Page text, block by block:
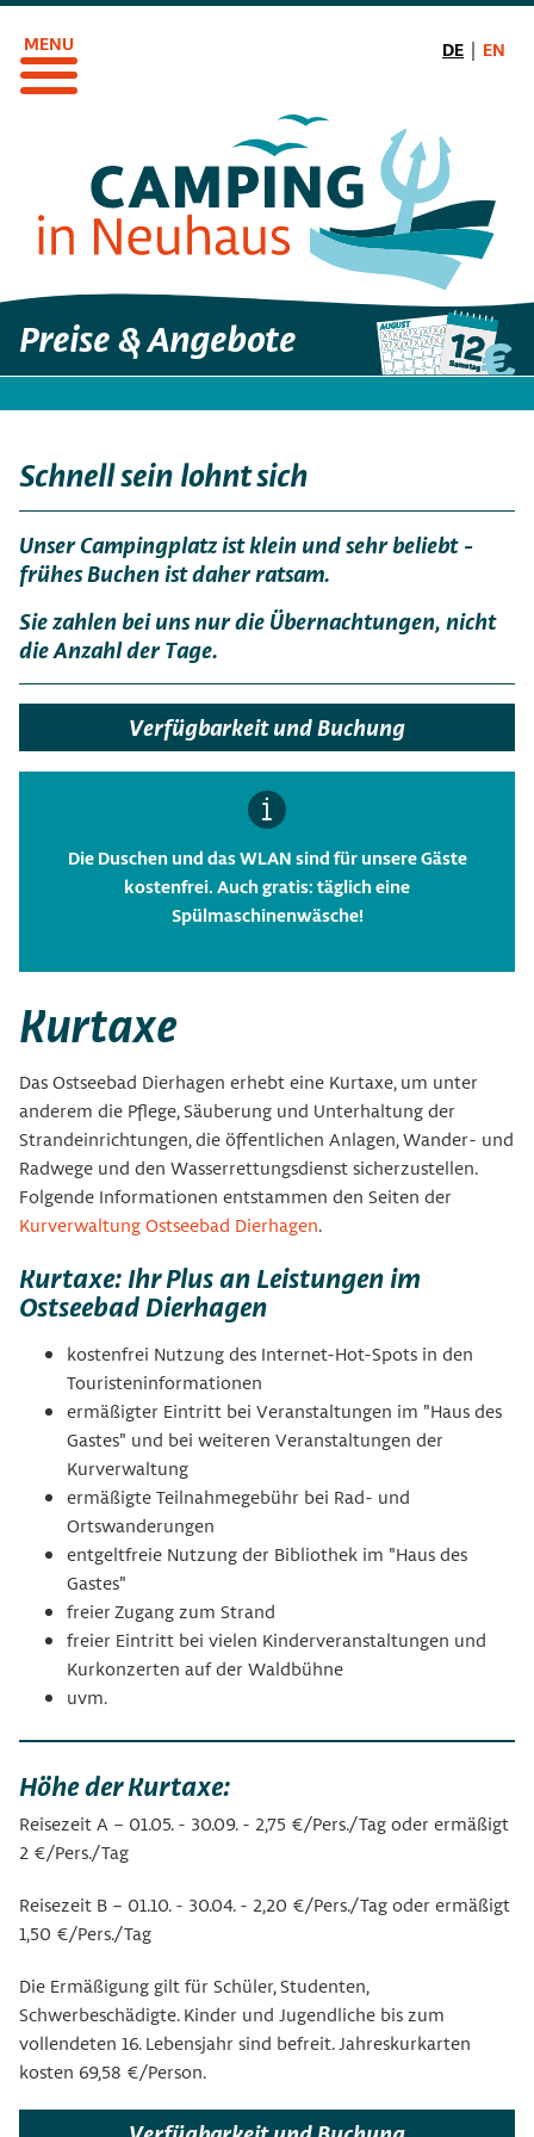
Direkt
zum
Inhalt
DE EN
Preise & Angebote
Schnell sein lohnt sich
Unser Campingplatz ist klein und sehr beliebt -
frühes Buchen ist daher ratsam.
Sie zahlen bei uns nur die Übernachtungen, nicht
die Anzahl der Tage.
Verfügbarkeit und Buchung
Die Duschen und das WLAN sind für unsere Gäste
kostenfrei. Auch gratis: täglich eine
Spülmaschinenwäsche!
Kurtaxe
Das Ostseebad Dierhagen erhebt eine Kurtaxe, um unter
anderem die Pflege, Säuberung und Unterhaltung der
Strandeinrichtungen, die öffentlichen Anlagen, Wander- und
Radwege und den Wasserrettungsdienst sicherzustellen.
Folgende Informationen entstammen den Seiten der
Kurverwaltung Ostseebad Dierhagen.
Kurtaxe: Ihr Plus an Leistungen im
Ostseebad Dierhagen
kostenfrei Nutzung des Internet-Hot-Spots in den
Touristeninformationen
ermäßigter Eintritt bei Veranstaltungen im "Haus des
Gastes" und bei weiteren Veranstaltungen der
Kurverwaltung
ermäßigte Teilnahmegebühr bei Rad- und
Ortswanderungen
entgeltfreie Nutzung der Bibliothek im "Haus des
Gastes"
freier Zugang zum Strand
freier Eintritt bei vielen Kinderveranstaltungen und
Kurkonzerten auf der Waldbühne
uvm.
Höhe der Kurtaxe:
Reisezeit A – 01.05. - 30.09. - 2,75 €/Pers./Tag oder ermäßigt
2 €/Pers./Tag
Reisezeit B – 01.10. - 30.04. - 2,20 €/Pers./Tag oder ermäßigt
1,50 €/Pers./Tag
Die Ermäßigung gilt für Schüler, Studenten,
Schwerbeschädigte. Kinder und Jugendliche bis zum
vollendeten 16. Lebensjahr sind befreit. Jahreskurkarten
kosten 69,58 €/Person.